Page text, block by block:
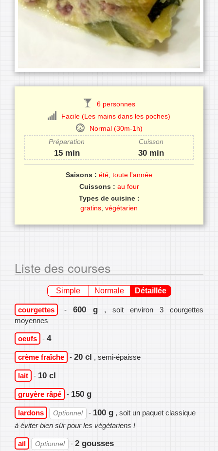
6 personnes
Facile (Les mains dans les poches)
Normal (30m-1h)
Préparation
Cuisson
15 min 30 min
Saisons : été toute l'année
Cuissons : au four
Types de cuisine :
gratins végétarien
Liste des courses
Simple Normale Détaillée
courgettes - 600 g
, soit environ 3 courgettes
moyennes
oeufs - 4
crème fraîche - 20 cl , semi-épaisse
lait - 10 cl
gruyère râpé - 150 g
lardons Optionnel - 100 g , soit un paquet classique
à éviter bien sûr pour les végétariens !
ail Optionnel - 2 gousses